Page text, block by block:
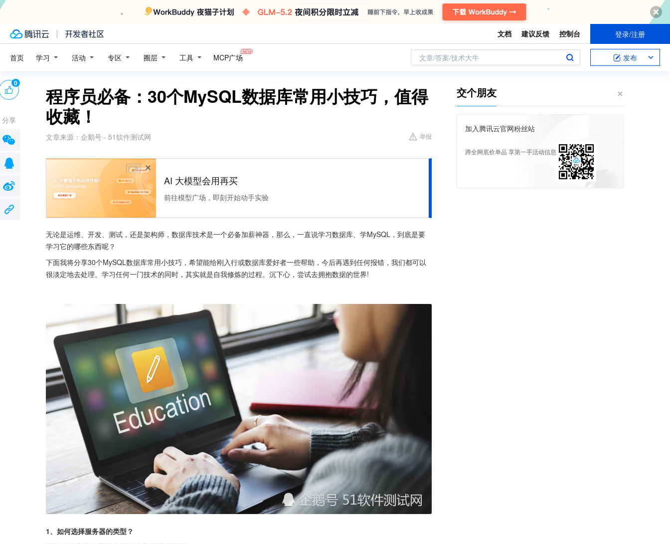
文档 建议反馈 控制台 登录/注册
首页 学习 活动 专区 圈层 工具 MCP广场 文章/答案/技术大牛 发布
程序员必备：30个MySQL数据库常用小技巧，值得
收藏！
文章来源： 企鹅号 - 51软件测试网 举报
广告
AI 大模型会用再买
前往模型广场，即刻开始动手实验
无论是运维、开发、测试，还是架构师，数据库技术是一个必备加薪神器，那么，一直说学习数据库、学MySQL，到底是要
学习它的哪些东西呢？
下面我将分享30个MySQL数据库常用小技巧，希望能给刚入行或数据库爱好者一些帮助，今后再遇到任何报错，我们都可以
很淡定地去处理。学习任何一门技术的同时，其实就是自我修炼的过程。沉下心，尝试去拥抱数据的世界!
1、如何选择服务器的类型？
0
分享
交个朋友
加入腾讯云官网粉丝站
蹲全网底价单品 享第一手活动信息